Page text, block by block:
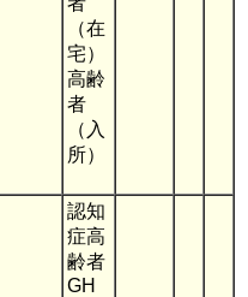
（在
宅）
高齢
者
（入
所）
認知
症高
齢者
GH